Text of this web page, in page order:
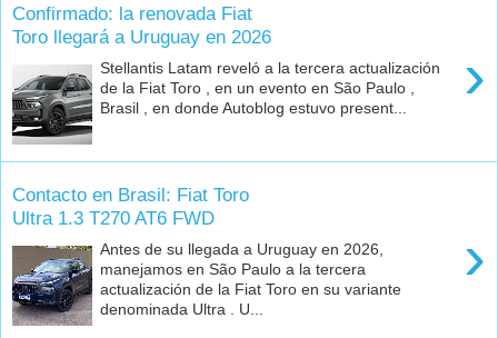
Confirmado: la renovada Fiat
Toro llegará a Uruguay en 2026
›
Stellantis Latam reveló a la tercera actualización
de la Fiat Toro , en un evento en São Paulo ,
Brasil , en donde Autoblog estuvo present...
Contacto en Brasil: Fiat Toro
Ultra 1.3 T270 AT6 FWD
›
Antes de su llegada a Uruguay en 2026,
manejamos en São Paulo a la tercera
actualización de la Fiat Toro en su variante
denominada Ultra . U...